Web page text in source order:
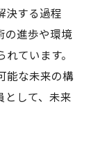
決する過程
の進歩や環境
ています。
能な未来の構
として、未来